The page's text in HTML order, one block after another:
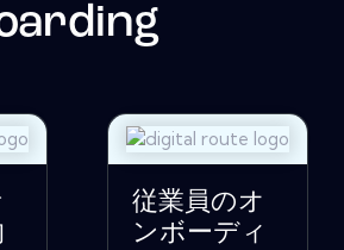
従業員のオ
ンボーディ